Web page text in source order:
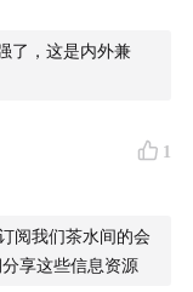
，可以联系
员！
了，这是内外兼
1
阅我们茶水间的会
享这些信息资源